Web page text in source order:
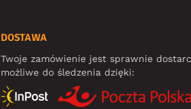
DOSTAWA
Twoje zamówienie jest sprawnie
możliwe do śledzenia dzięki: